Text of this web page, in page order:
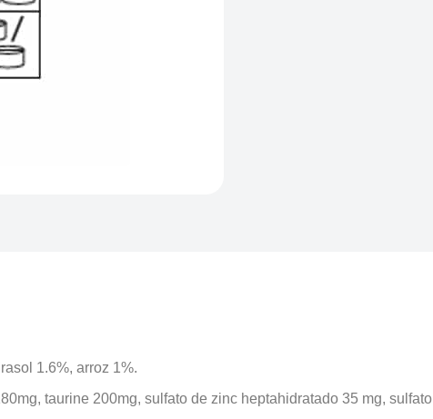
1.6%, arroz 1%.
taurine 200mg, sulfato de zinc heptahidratado 35 mg,